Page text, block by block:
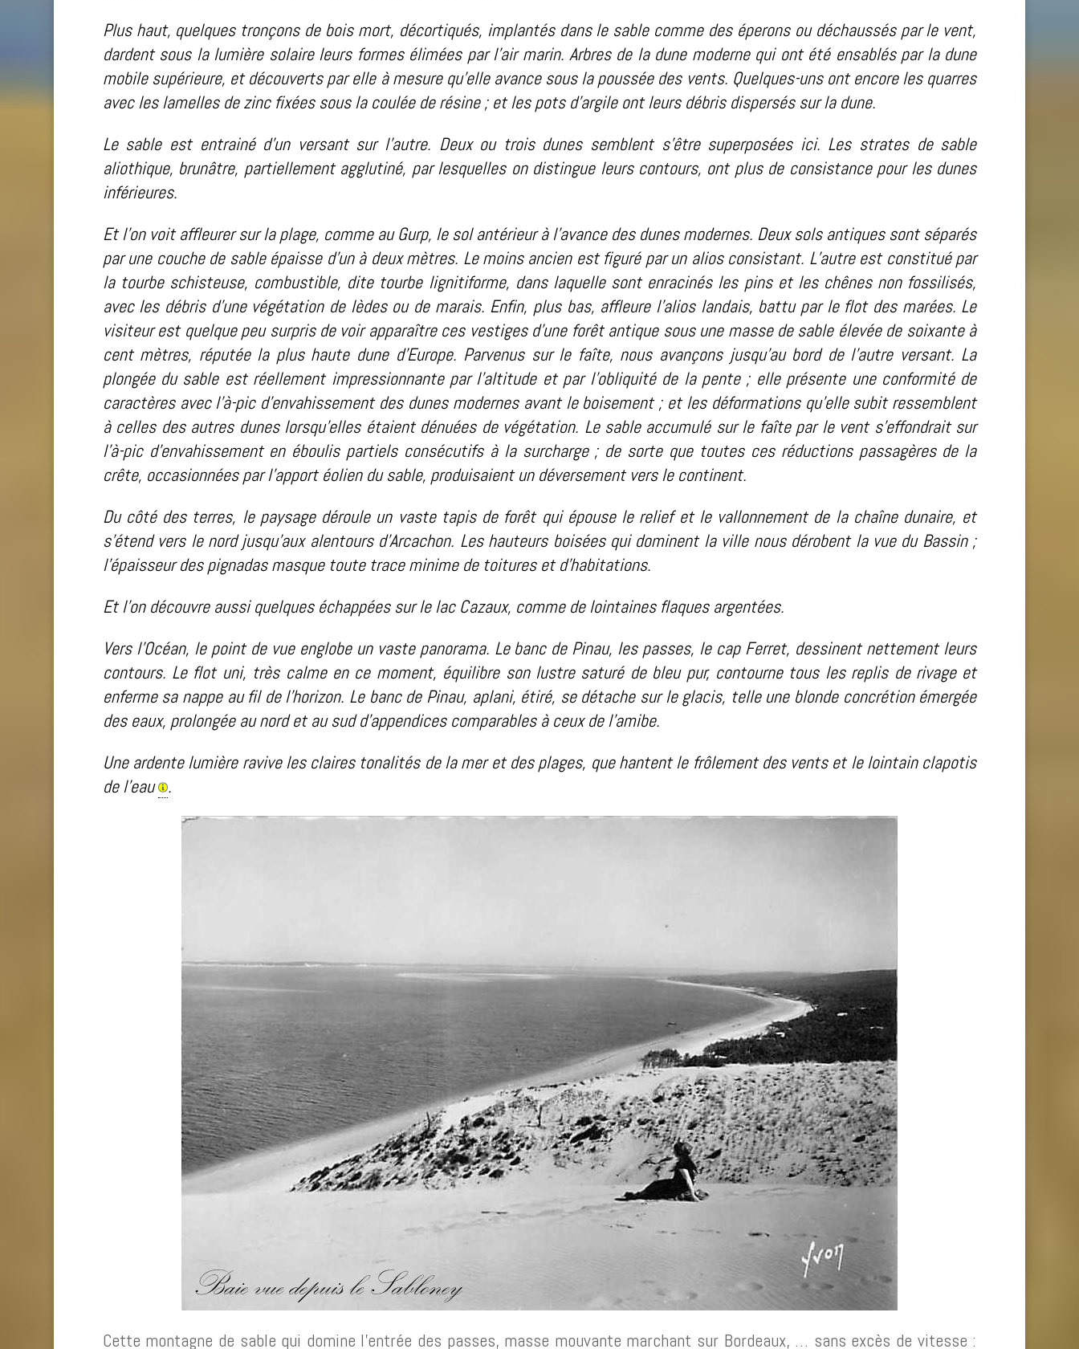
Plus haut, quelques tronçons de bois mort, décortiqués, implantés dans le sable comme des éperons ou déchaussés par le vent,
dardent sous la lumière solaire leurs formes élimées par l’air marin. Arbres de la dune moderne qui ont été ensablés par la dune
mobile supérieure, et découverts par elle à mesure qu’elle avance sous la poussée des vents. Quelques-uns ont encore les quarres
avec les lamelles de zinc fixées sous la coulée de résine ; et les pots d’argile ont leurs débris dispersés sur la dune.
Le sable est entrainé d’un versant sur l’autre. Deux ou trois dunes semblent s’être superposées ici. Les strates de sable
aliothique, brunâtre, partiellement agglutiné, par lesquelles on distingue leurs contours, ont plus de consistance pour les dunes
inférieures.
Et l’on voit affleurer sur la plage, comme au Gurp, le sol antérieur à l’avance des dunes modernes. Deux sols antiques sont séparés
par une couche de sable épaisse d’un à deux mètres. Le moins ancien est figuré par un alios consistant. L’autre est constitué par
la tourbe schisteuse, combustible, dite tourbe lignitiforme, dans laquelle sont enracinés les pins et les chênes non fossilisés,
avec les débris d’une végétation de lèdes ou de marais. Enfin, plus bas, affleure l’alios landais, battu par le flot des marées. Le
visiteur est quelque peu surpris de voir apparaître ces vestiges d’une forêt antique sous une masse de sable élevée de soixante à
cent mètres, réputée la plus haute dune d’Europe. Parvenus sur le faîte, nous avançons jusqu’au bord de l’autre versant. La
plongée du sable est réellement impressionnante par l’altitude et par l’obliquité de la pente ; elle présente une conformité de
caractères avec l’à-pic d’envahissement des dunes modernes avant le boisement ; et les déformations qu’elle subit ressemblent
à celles des autres dunes lorsqu’elles étaient dénuées de végétation. Le sable accumulé sur le faîte par le vent s’effondrait sur
l’à-pic d’envahissement en éboulis partiels consécutifs à la surcharge ; de sorte que toutes ces réductions passagères de la
crête, occasionnées par l’apport éolien du sable, produisaient un déversement vers le continent.
Du côté des terres, le paysage déroule un vaste tapis de forêt qui épouse le relief et le vallonnement de la chaîne dunaire, et
s’étend vers le nord jusqu’aux alentours d’Arcachon. Les hauteurs boisées qui dominent la ville nous dérobent la vue du Bassin ;
l’épaisseur des pignadas masque toute trace minime de toitures et d’habitations.
Et l’on découvre aussi quelques échappées sur le lac Cazaux, comme de lointaines flaques argentées.
Vers l’Océan, le point de vue englobe un vaste panorama. Le banc de Pinau, les passes, le cap Ferret, dessinent nettement leurs
contours. Le flot uni, très calme en ce moment, équilibre son lustre saturé de bleu pur, contourne tous les replis de rivage et
enferme sa nappe au fil de l’horizon. Le banc de Pinau, aplani, étiré, se détache sur le glacis, telle une blonde concrétion émergée
des eaux, prolongée au nord et au sud d’appendices comparables à ceux de l’amibe.
Une ardente lumière ravive les claires tonalités de la mer et des plages, que hantent le frôlement des vents et le lointain clapotis
de l’eau
.
Cette montagne de sable qui domine l’entrée des passes, masse mouvante marchant sur Bordeaux, … sans excès de vitesse :